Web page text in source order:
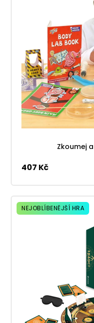
Zkoumej
407 Kč
NEJOBLÍBENĚJŠÍ HRA